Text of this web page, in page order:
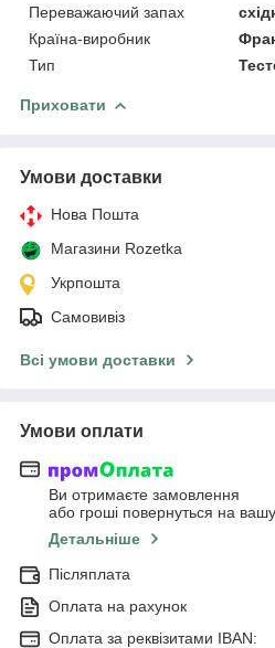
Переважаючий запах
Країна-виробник
Тип
Приховати
Умови доставки
Нова Пошта
Магазини Rozetka
Укрпошта
Самовивіз
Всі умови доставки
Умови оплати
Ви отримаєте замовлення
або гроші повернуться на
Детальніше
Післяплата
Оплата на рахунок
Оплата за реквізитами IBAN: